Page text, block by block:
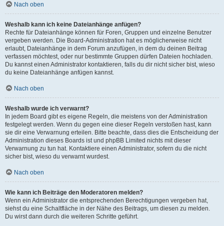
Nach oben
Weshalb kann ich keine Dateianhänge anfügen?
Rechte für Dateianhänge können für Foren, Gruppen und einzelne Benutzer
vergeben werden. Die Board-Administration hat es möglicherweise nicht
erlaubt, Dateianhänge in dem Forum anzufügen, in dem du deinen Beitrag
verfassen möchtest, oder nur bestimmte Gruppen dürfen Dateien hochladen.
Du kannst einen Administrator kontaktieren, falls du dir nicht sicher bist, wieso
du keine Dateianhänge anfügen kannst.
Nach oben
Weshalb wurde ich verwarnt?
In jedem Board gibt es eigene Regeln, die meistens von der Administration
festgelegt werden. Wenn du gegen eine dieser Regeln verstoßen hast, kann
sie dir eine Verwarnung erteilen. Bitte beachte, dass dies die Entscheidung der
Administration dieses Boards ist und phpBB Limited nichts mit dieser
Verwarnung zu tun hat. Kontaktiere einen Administrator, sofern du die nicht
sicher bist, wieso du verwarnt wurdest.
Nach oben
Wie kann ich Beiträge den Moderatoren melden?
Wenn ein Administrator die entsprechenden Berechtigungen vergeben hat,
siehst du eine Schaltfläche in der Nähe des Beitrags, um diesen zu melden.
Du wirst dann durch die weiteren Schritte geführt.